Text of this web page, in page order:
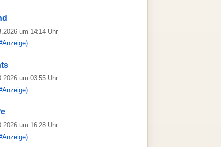
um 14:14 Uhr
um 03:55 Uhr
um 16:28 Uhr